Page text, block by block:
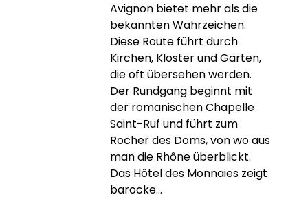
Avignon bietet mehr als die
bekannten Wahrzeichen.
Diese Route führt durch
Kirchen, Klöster und Gärten,
die oft übersehen werden.
Der Rundgang beginnt mit
der romanischen Chapelle
Saint-Ruf und führt zum
Rocher des Doms, von wo aus
man die Rhône überblickt.
Das Hôtel des Monnaies zeigt
barocke...